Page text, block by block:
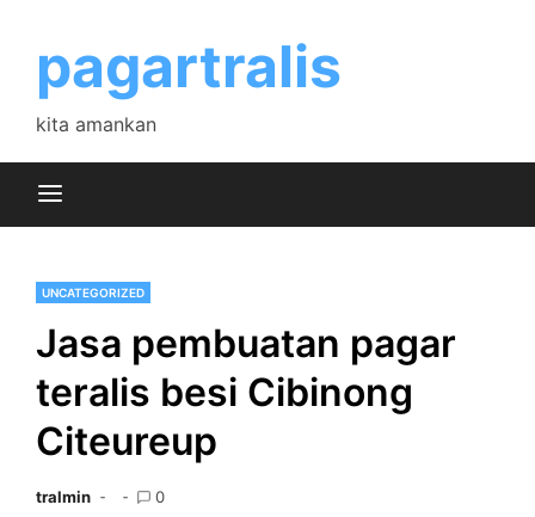
contentpagartralis
kita amankan
UNCATEGORIZED
Jasa pembuatan pagar
teralis besi Cibinong
Citeureup
tralmin 0